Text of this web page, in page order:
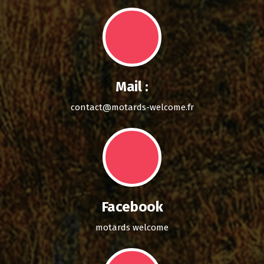
Mail :
contact@motards-welcome.fr
Facebook
motards welcome